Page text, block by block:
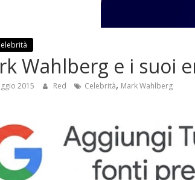
Wahlberg e i suoi
2015 Red Celebrità, Mark Wahlberg